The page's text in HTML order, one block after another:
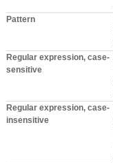
Pattern
Regular expression, case-
sensitive
Regular expression, case-
insensitive